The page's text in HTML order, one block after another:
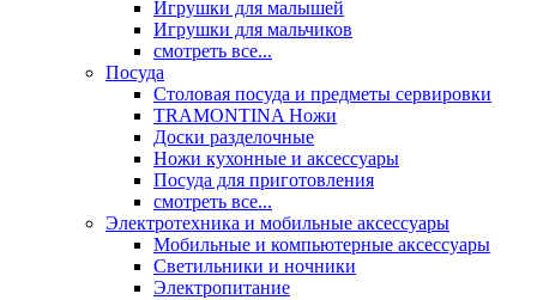
Игрушки для малышей
Игрушки для мальчиков
смотреть все...
Посуда
Столовая посуда и предметы сервировки
TRAMONTINA Ножи
Доски разделочные
Ножи кухонные и аксессуары
Посуда для приготовления
смотреть все...
Электротехника и мобильные аксессуары
Мобильные и компьютерные аксессуары
Светильники и ночники
Электропитание